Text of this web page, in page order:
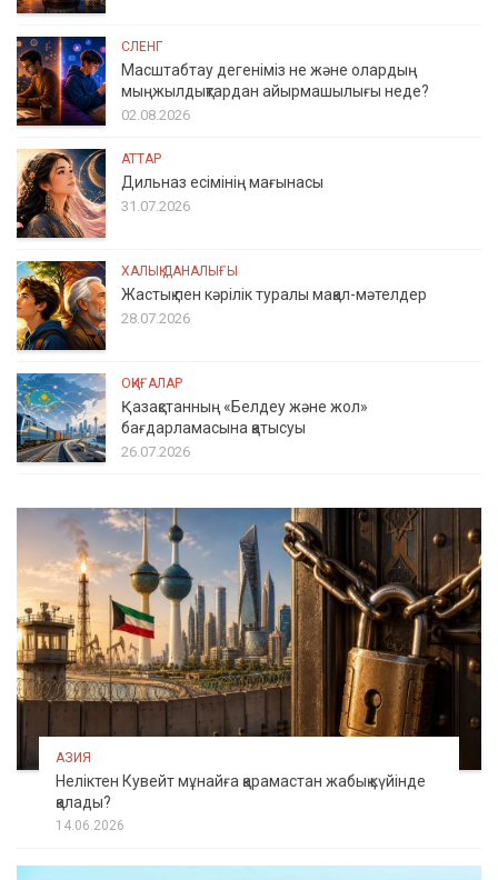
СЛЕНГ
Масштабтау дегеніміз не және олардың
мыңжылдықтардан айырмашылығы неде?
02.08.2026
АТТАР
Дильназ есімінің мағынасы
31.07.2026
ХАЛЫҚ ДАНАЛЫҒЫ
Жастық пен кәрілік туралы мақал-мәтелдер
28.07.2026
ОҚИҒАЛАР
Қазақстанның «Белдеу және жол»
бағдарламасына қатысуы
26.07.2026
АЗИЯ
Неліктен Кувейт мұнайға қарамастан жабық күйінде
қалады?
14.06.2026